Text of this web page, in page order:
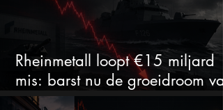
Rheinmetall loopt €15 miljard
mis: barst nu de groeidroom van
het defensiebedrijf?